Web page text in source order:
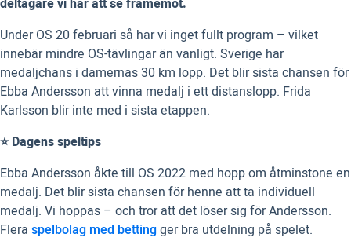
deltagare vi har att se framemot.
Under OS 20 februari så har vi inget fullt program – vilket
innebär mindre OS-tävlingar än vanligt. Sverige har
medaljchans i damernas 30 km lopp. Det blir sista chansen för
Ebba Andersson att vinna medalj i ett distanslopp. Frida
Karlsson blir inte med i sista etappen.
⭐ Dagens speltips
Ebba Andersson åkte till OS 2022 med hopp om åtminstone en
medalj. Det blir sista chansen för henne att ta individuell
medalj. Vi hoppas – och tror att det löser sig för Andersson.
Flera spelbolag med bettingger bra utdelning på spelet.